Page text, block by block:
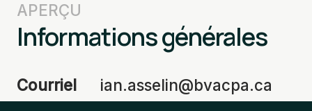
APERÇU
Informations générales
Courriel ian.asselin@bvacpa.ca